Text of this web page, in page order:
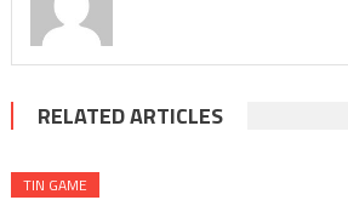
RELATED ARTICLES
TIN GAME